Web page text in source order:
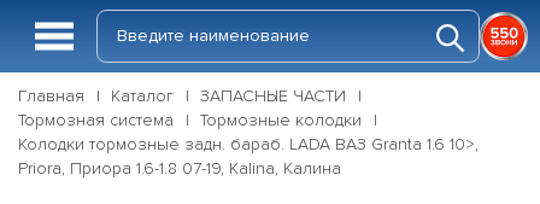
Главная Каталог
ЗАПАСНЫЕ ЧАСТИ
Тормозная система
Тормозные колодки
Колодки тормозные задн. бараб. LADA ВАЗ Granta 1.6 10>,
Priora, Приора 1.6-1.8 07-19, Kalina, Калина